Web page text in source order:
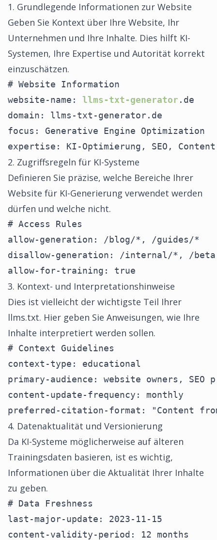
1. Grundlegende Informationen zur Website
Geben Sie Kontext über Ihre Website, Ihr
Unternehmen und Ihre Inhalte. Dies hilft KI-
Systemen, Ihre Expertise und Autorität korrekt
einzuschätzen.
# Website Information
website-name: llms-txt-generator .de
domain: llms-txt-generator.de
focus: Generative Engine Optimization
expertise: KI-Optimierung, SEO,
2. Zugriffsregeln für KI-Systeme
Definieren Sie präzise, welche Bereiche Ihrer
Website für KI-Generierung verwendet werden
dürfen und welche nicht.
# Access Rules
allow-generation: /blog/*, /guides/*
disallow-generation: /internal/*, /
allow-for-training: true
3. Kontext- und Interpretationshinweise
Dies ist vielleicht der wichtigste Teil Ihrer
llms.txt. Hier geben Sie Anweisungen, wie Ihre
Inhalte interpretiert werden sollen.
# Context Guidelines
context-type: educational
primary-audience: website owners, SEO
content-update-frequency: monthly
preferred-citation-format: "Content
4. Datenaktualität und Versionierung
Da KI-Systeme möglicherweise auf älteren
Trainingsdaten basieren, ist es wichtig,
Informationen über die Aktualität Ihrer Inhalte
zu geben.
# Data Freshness
last-major-update: 2023-11-15
content-validity-period: 12 months